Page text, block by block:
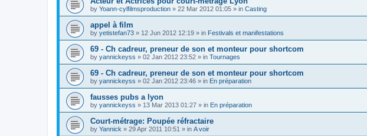
by Yoann-cylfilmsproduction » 22 Mar 2012 01:05 » in Casting
appel à film
by yetistefan73 » 12 Jun 2012 12:19 » in Festivals et manifestations
69 - Ch cadreur, preneur de son et monteur pour shortcom
by yannickeyss » 02 Jan 2012 23:52 » in Tournages
69 - Ch cadreur, preneur de son et monteur pour shortcom
by yannickeyss » 02 Jan 2012 23:46 » in En préparation
fausses pubs a lyon
by yannickeyss » 13 Mar 2013 01:27 » in En préparation
Court-métrage: Poupée réfractaire
by Yannick » 29 Apr 2011 10:51 » in A voir